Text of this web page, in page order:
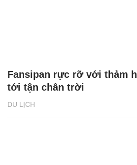
DU LỊCH
Fansipan rực rỡ với thảm
tới tận chân trời